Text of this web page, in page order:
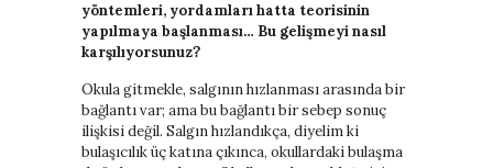
yöntemleri, yordamları hatta teorisinin
yapılmaya başlanması… Bu gelişmeyi nasıl
karşılıyorsunuz?
Okula gitmekle, salgının hızlanması arasında bir
bağlantı var; ama bu bağlantı bir sebep sonuç
ilişkisi değil. Salgın hızlandıkça, diyelim ki
bulaşıcılık üç katına çıkınca, okullardaki bulaşma